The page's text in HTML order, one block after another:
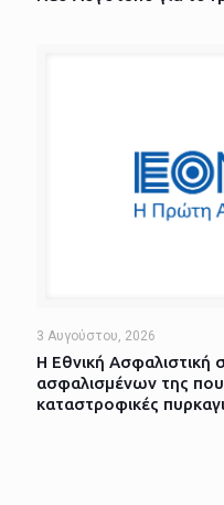
3 Αυγούστου, 2026
Η Εθνική
ασφαλισμένων της που
καταστροφικές